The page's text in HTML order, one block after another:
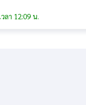
ลา 12:09 น.